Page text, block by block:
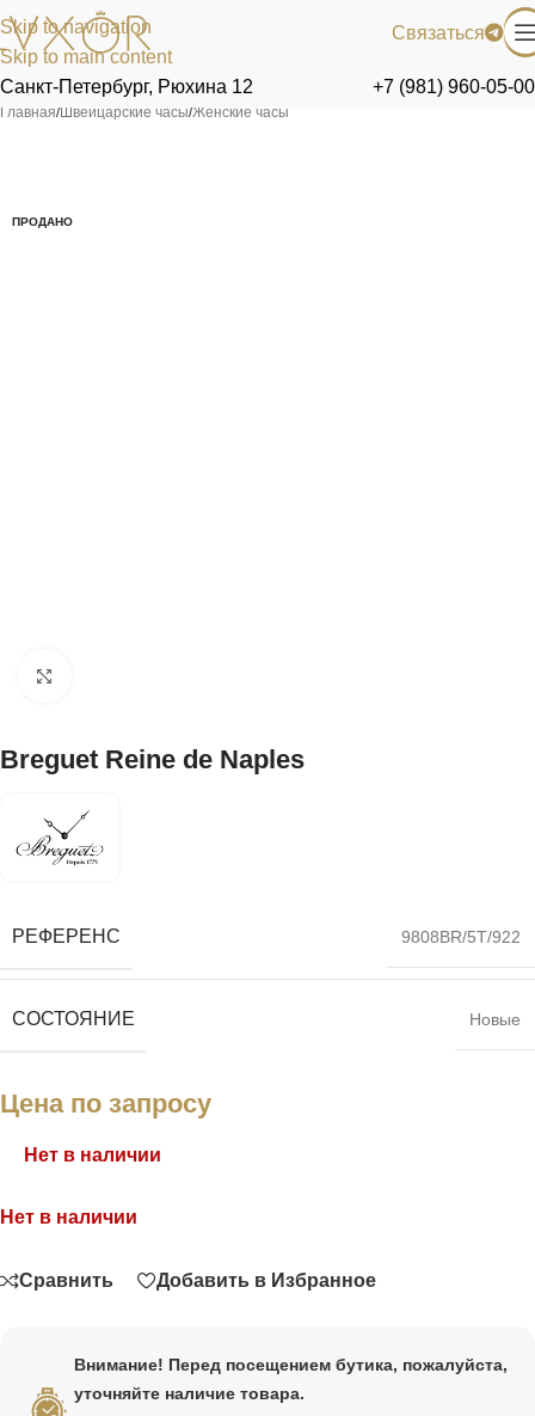
Skip to navigation
Skip to main content
Связаться
Санкт-Петербург, Рюхина 12 +7 (981) 960-05-00
Главная/Швейцарские часы/Женские часы
ПРОДАНО
Breguet Reine de Naples
РЕФЕРЕНС 9808BR/5T/922
СОСТОЯНИЕ Новые
Цена по запросу
Нет в наличии
Нет в наличии
Сравнить Добавить в Избранное
Внимание! Перед посещением бутика, пожалуйста,
уточняйте наличие товара.